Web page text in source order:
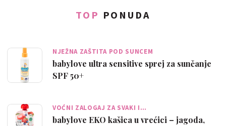
TOP PONUDA
NJEŽNA ZAŠTITA POD SUNCEM
babylove ultra sensitive sprej za sunčanje
SPF 50+
VOĆNI ZALOGAJ ZA SVAKI I…
babylove EKO kašica u vrećici – jagoda,